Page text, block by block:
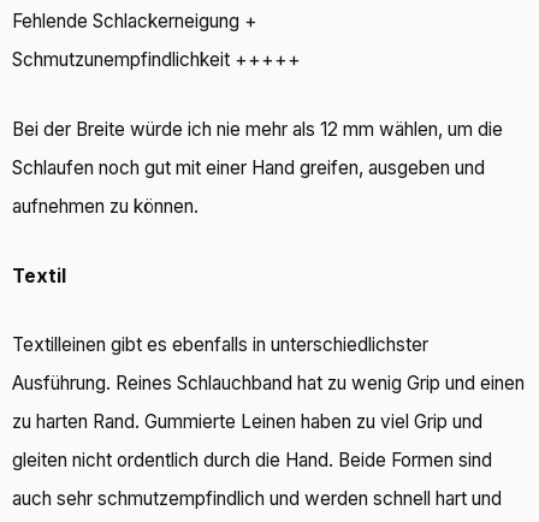
Fehlende Schlackerneigung +
Schmutzunempfindlichkeit +++++
Bei der Breite würde ich nie mehr als 12 mm wählen, um die
Schlaufen noch gut mit einer Hand greifen, ausgeben und
aufnehmen zu können.
Textil
Textilleinen gibt es ebenfalls in unterschiedlichster
Ausführung. Reines Schlauchband hat zu wenig Grip und einen
zu harten Rand. Gummierte Leinen haben zu viel Grip und
gleiten nicht ordentlich durch die Hand. Beide Formen sind
auch sehr schmutzempfindlich und werden schnell hart und